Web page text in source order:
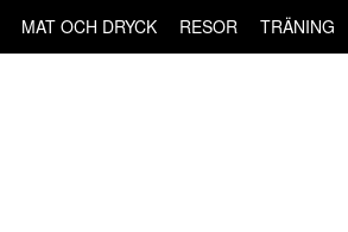
MAT OCH DRYCK RESOR TRÄNING